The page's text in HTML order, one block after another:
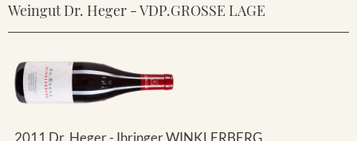
Weingut Dr. Heger - VDP.GROSSE LAGE
2011 Dr. Heger - Ihringer WINKLERBERG